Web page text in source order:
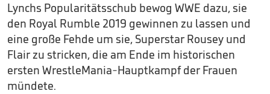
Lynchs Popularitätsschub bewog WWE dazu, sie
den Royal Rumble 2019 gewinnen zu lassen und
eine große Fehde um sie, Superstar Rousey und
Flair zu stricken, die am Ende im historischen
ersten WrestleMania-Hauptkampf der Frauen
mündete.